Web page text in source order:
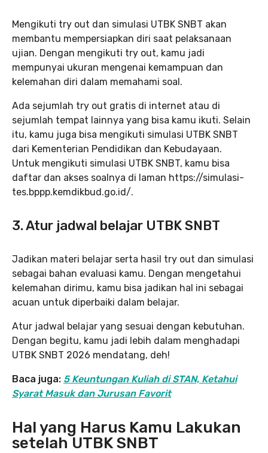
Mengikuti try out dan simulasi UTBK SNBT akan
membantu mempersiapkan diri saat pelaksanaan
ujian. Dengan mengikuti try out, kamu jadi
mempunyai ukuran mengenai kemampuan dan
kelemahan diri dalam memahami soal.
Ada sejumlah try out gratis di internet atau di
sejumlah tempat lainnya yang bisa kamu ikuti. Selain
itu, kamu juga bisa mengikuti simulasi UTBK SNBT
dari Kementerian Pendidikan dan Kebudayaan.
Untuk mengikuti simulasi UTBK SNBT, kamu bisa
daftar dan akses soalnya di laman https://simulasi-
tes.bppp.kemdikbud.go.id/.
3. Atur jadwal belajar UTBK SNBT
Jadikan materi belajar serta hasil try out dan simulasi
sebagai bahan evaluasi kamu. Dengan mengetahui
kelemahan dirimu, kamu bisa jadikan hal ini sebagai
acuan untuk diperbaiki dalam belajar.
Atur jadwal belajar yang sesuai dengan kebutuhan.
Dengan begitu, kamu jadi lebih dalam menghadapi
UTBK SNBT 2026 mendatang, deh!
Baca juga: 5 Keuntungan Kuliah di STAN, Ketahui
Syarat Masuk dan Jurusan Favorit
Hal yang Harus Kamu Lakukan
setelah UTBK SNBT